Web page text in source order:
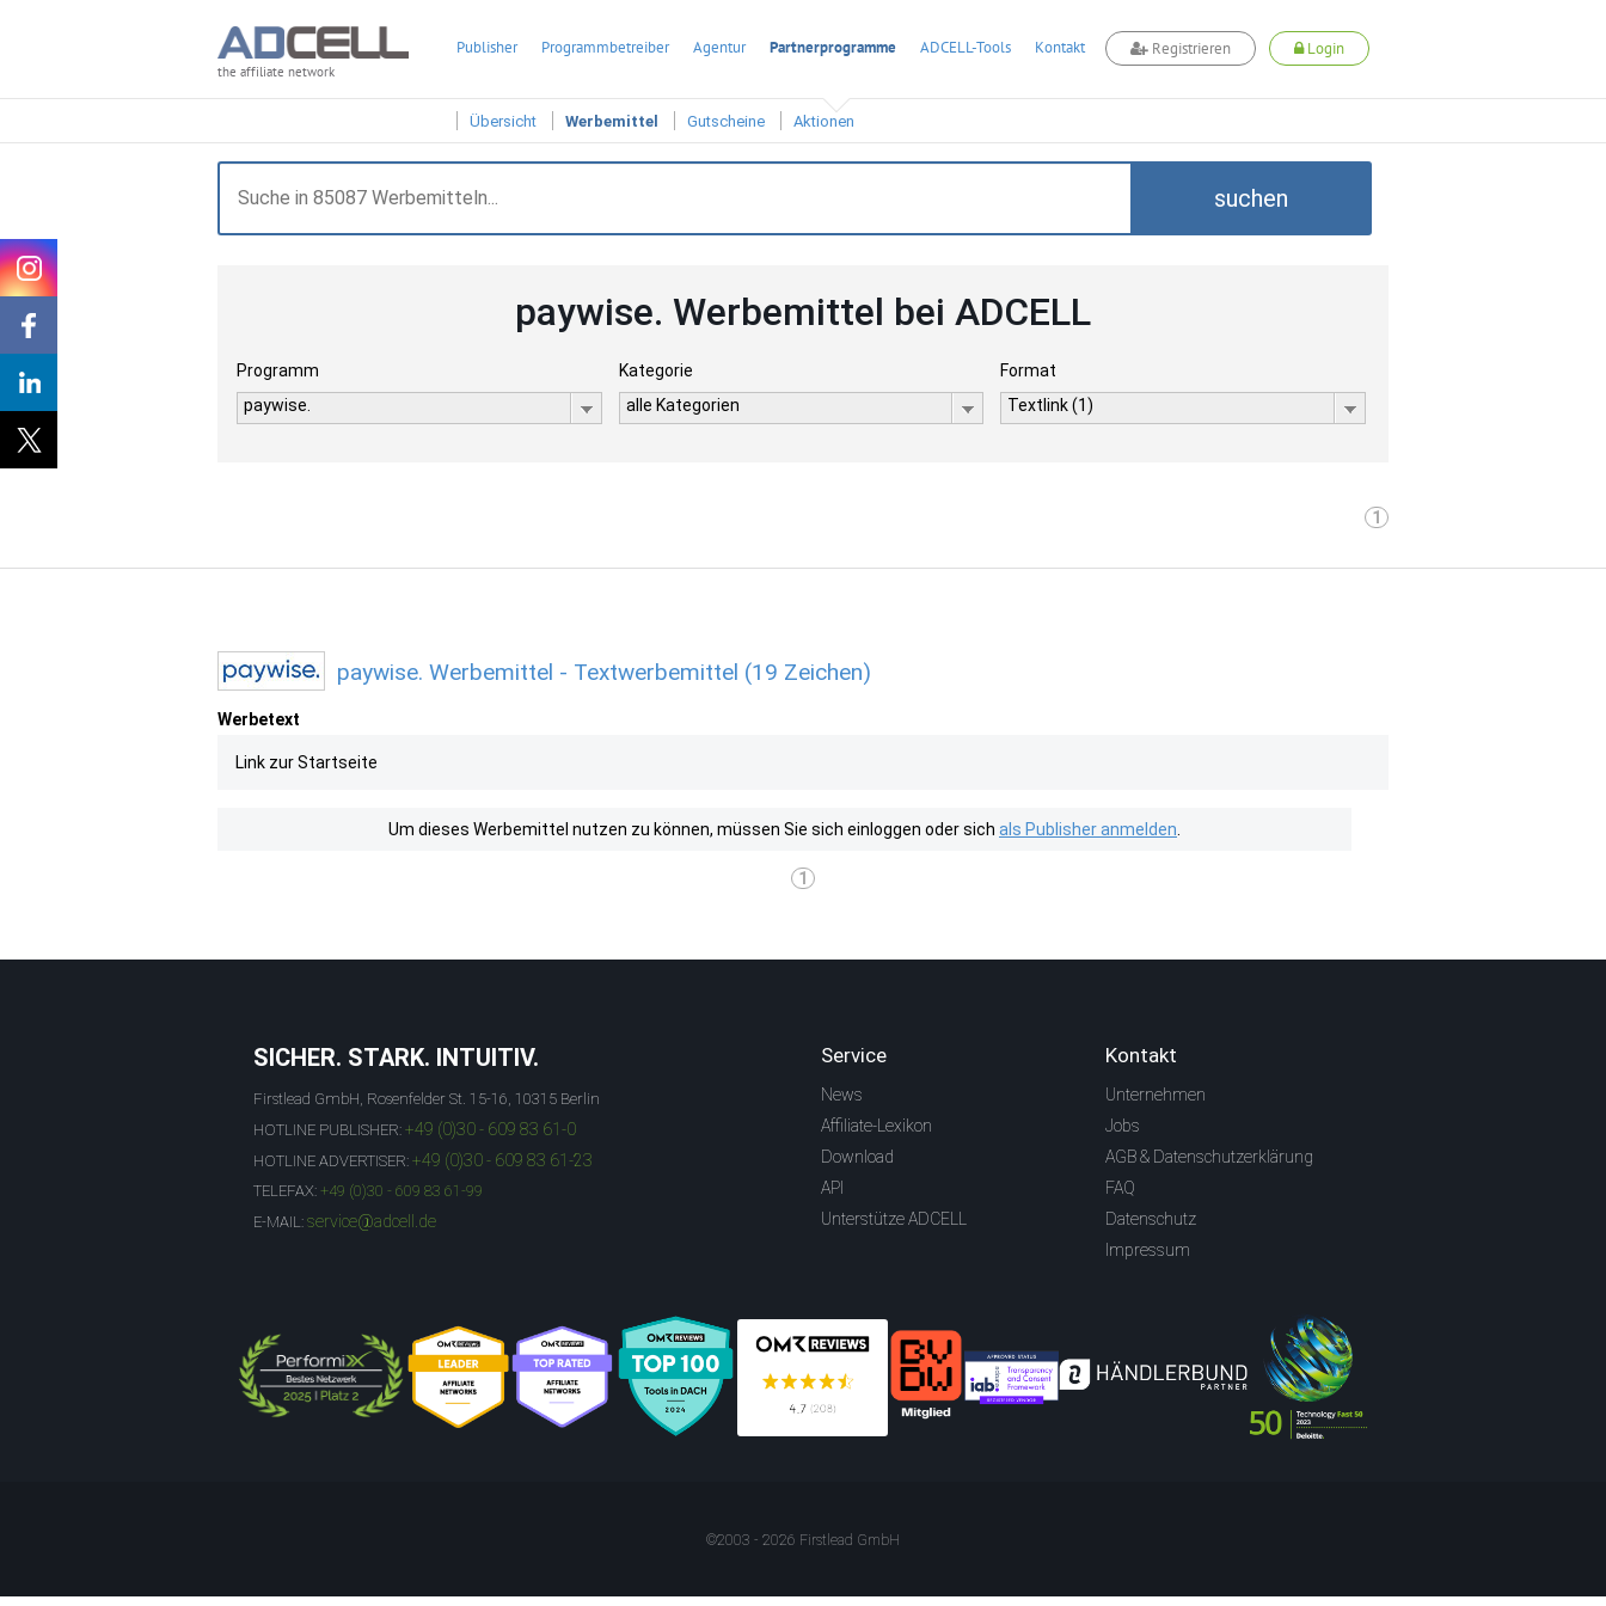
the affiliate network
Publisher Programmbetreiber Agentur Partnerprogramme ADCELL-Tools Kontakt Registrieren Login
Übersicht Werbemittel Gutscheine Aktionen
suchen
paywise. Werbemittel bei ADCELL
Programm
paywise.
Kategorie
alle Kategorien
Format
Textlink (1)
1
paywise. Werbemittel - Textwerbemittel (19 Zeichen)
Werbetext
Link zur Startseite
Um dieses Werbemittel nutzen zu können, müssen Sie sich einloggen oder sich als Publisher anmelden
1
SICHER. STARK. INTUITIV.
Firstlead GmbH, Rosenfelder St. 15-16, 10315 Berlin
HOTLINE PUBLISHER: +49 (0)30 - 609 83 61-0
HOTLINE ADVERTISER: +49 (0)30 - 609 83 61-23
TELEFAX: +49 (0)30 - 609 83 61-99
E-MAIL: service@adcell.de
Service
News
Affiliate-Lexikon
Download
API
Unterstütze ADCELL
Kontakt
Unternehmen
Jobs
AGB & Datenschutzerklärung
FAQ
Datenschutz
Impressum
©2003 - 2026 Firstlead GmbH